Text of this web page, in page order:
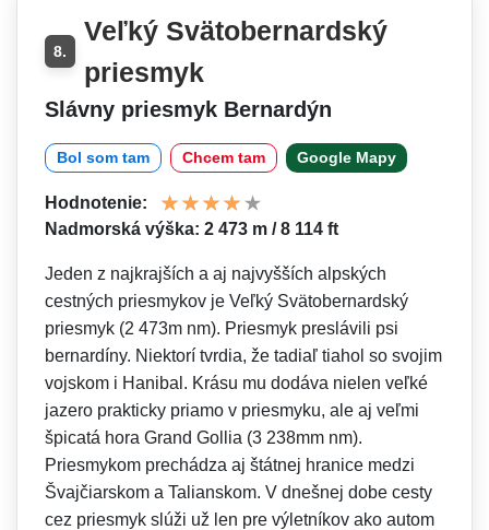
8.
Veľký Svätobernardský
priesmyk
Slávny priesmyk Bernardýn
Bol som tam Chcem tam Google Mapy
Hodnotenie:
Nadmorská výška: 2 473 m / 8 114 ft
Jeden z najkrajších a aj najvyšších alpských
cestných priesmykov je Veľký Svätobernardský
priesmyk (2 473m nm). Priesmyk preslávili psi
bernardíny. Niektorí tvrdia, že tadiaľ tiahol so svojim
vojskom i Hanibal. Krásu mu dodáva nielen veľké
jazero prakticky priamo v priesmyku, ale aj veľmi
špicatá hora Grand Gollia (3 238mm nm).
Priesmykom prechádza aj štátnej hranice medzi
Švajčiarskom a Talianskom. V dnešnej dobe cesty
cez priesmyk slúži už len pre výletníkov ako autom